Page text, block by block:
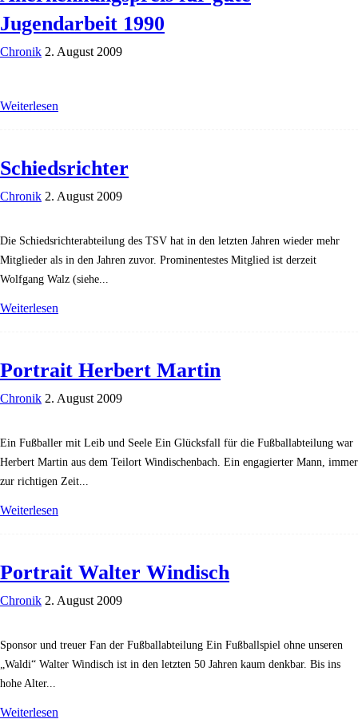
Jugendarbeit 1990
Chronik 2. August 2009
Weiterlesen
Schiedsrichter
Chronik 2. August 2009
Die Schiedsrichterabteilung des TSV hat in den letzten Jahren wieder mehr
Mitglieder als in den Jahren zuvor. Prominentestes Mitglied ist derzeit
Wolfgang Walz (siehe...
Weiterlesen
Portrait Herbert Martin
Chronik 2. August 2009
Ein Fußballer mit Leib und Seele Ein Glücksfall für die Fußballabteilung war
Herbert Martin aus dem Teilort Windischenbach. Ein engagierter Mann, immer
zur richtigen Zeit...
Weiterlesen
Portrait Walter Windisch
Chronik 2. August 2009
Sponsor und treuer Fan der Fußballabteilung Ein Fußballspiel ohne unseren
„Waldi“ Walter Windisch ist in den letzten 50 Jahren kaum denkbar. Bis ins
hohe Alter...
Weiterlesen